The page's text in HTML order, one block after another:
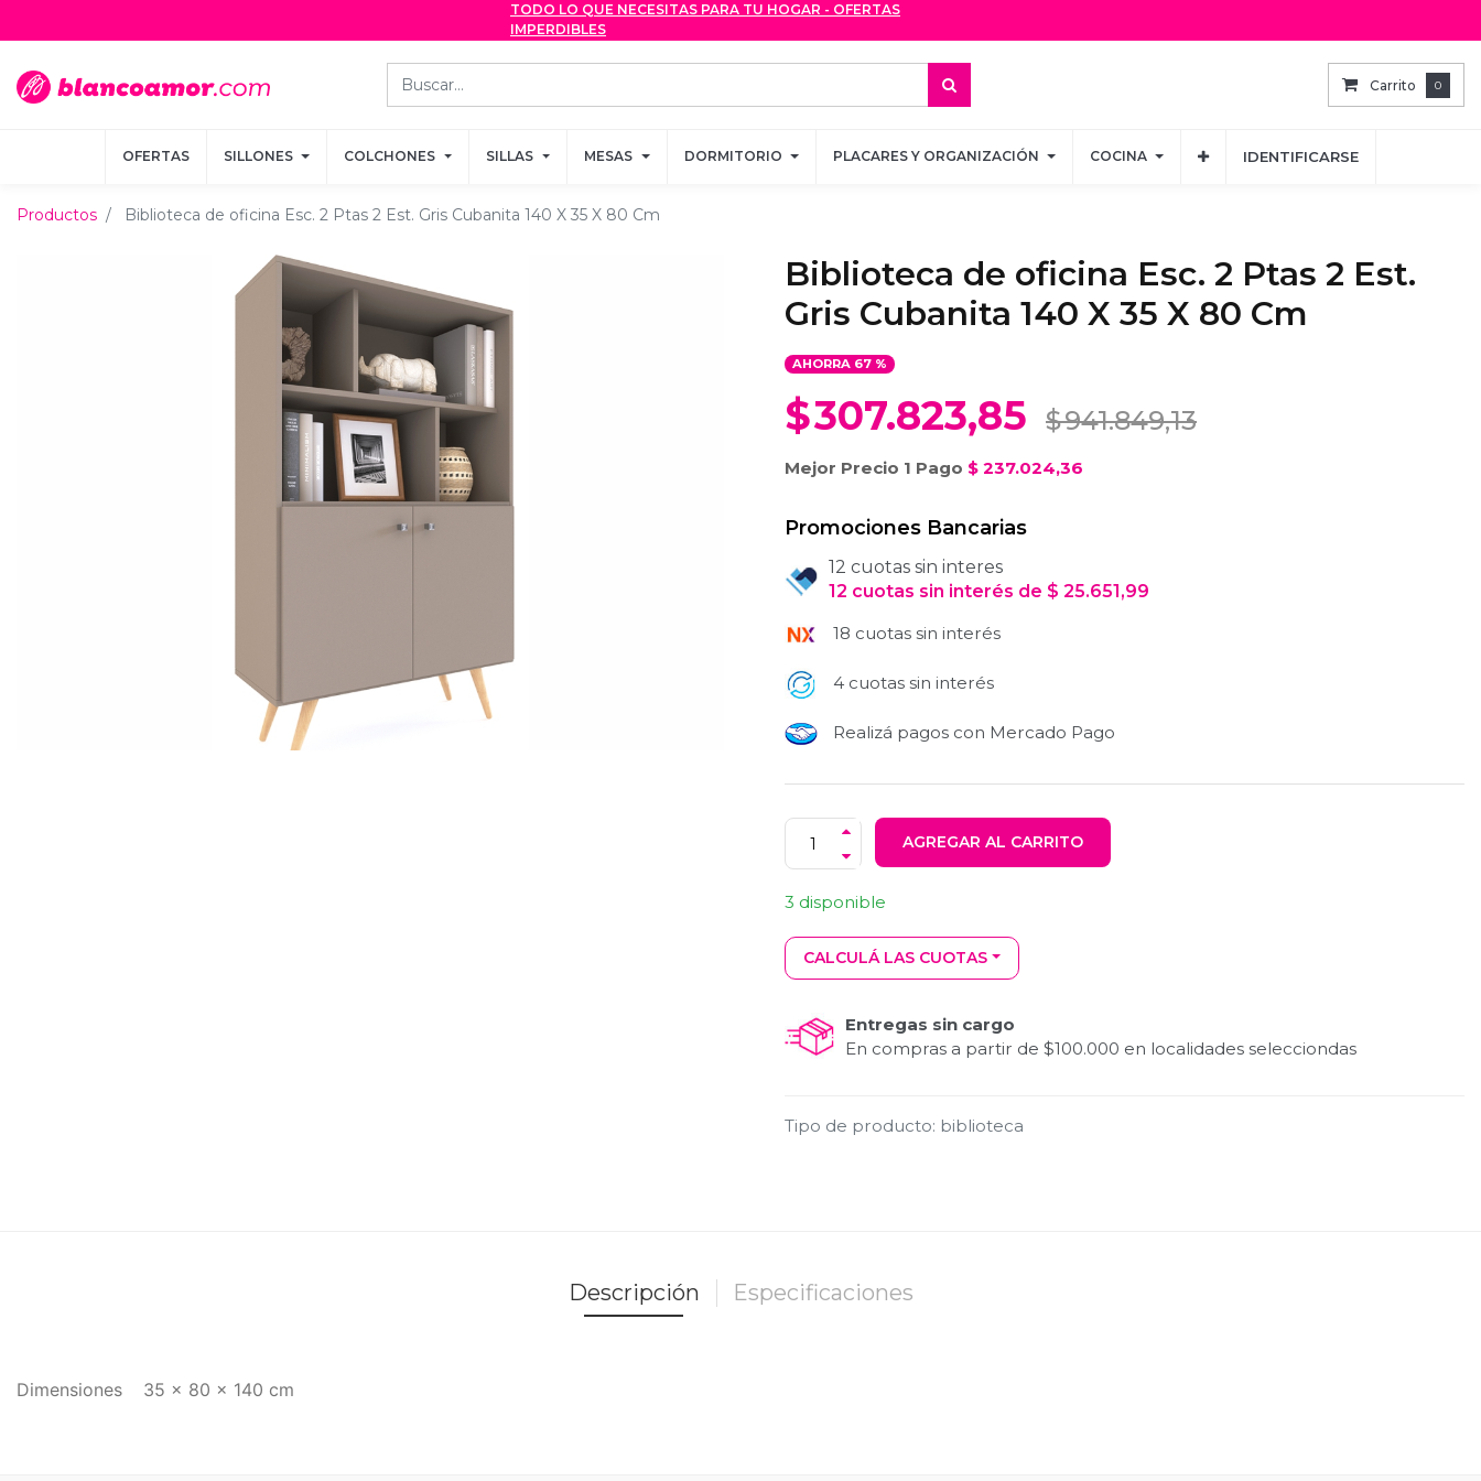
TODO LO QUE NECESITAS PARA TU HOGAR - OFERTAS
IMPERDIBLES
Carrito 0
OFERTAS SILLONES COLCHONES SILLAS MESAS DORMITORIO PLACARES Y ORGANIZACIÓN COCINA IDENTIFICARSE
TODO LO QUE NECESITAS PARA TU HOGAR - OFERTAS
IMPERDIBLES
Carrito 0
OFERTAS SILLONES COLCHONES SILLAS MESAS DORMITORIO PLACARES Y ORGANIZACIÓN COCINA IDENTIFICARSE
Productos Biblioteca de oficina Esc. 2 Ptas 2 Est. Gris Cubanita 140 X 35 X 80 Cm
Biblioteca de oficina Esc. 2 Ptas 2 Est.
Gris Cubanita 140 X 35 X 80 Cm
AHORRA 67%
$307.823,85 $941.849,13
Mejor Precio 1 Pago $ 237.024,36
Promociones Bancarias
12 cuotas sin interes
12 cuotas sin interés de $ 25.651,99
18 cuotas sin interés
4 cuotas sin interés
Realizá pagos con Mercado Pago
AGREGAR AL CARRITO
3 disponible
CALCULÁ LAS CUOTAS
Entregas sin cargo
En compras a partir de $100.000 en localidades selecciondas
Tipo de producto: biblioteca
Descripción Especificaciones
Dimensiones 35 × 80 × 140 cm